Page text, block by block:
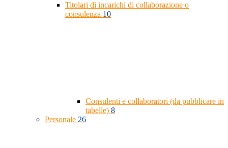
Titolari di incarichi di collaborazione o
consulenza 10
Consulenti e collaboratori (da pubblicare in
tabelle) 8
Personale 26